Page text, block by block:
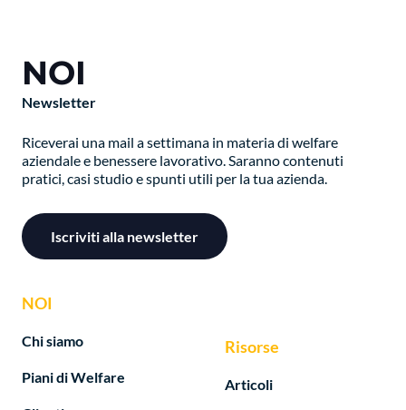
NOI
Newsletter
Riceverai una mail a settimana in materia di welfare
aziendale e benessere lavorativo. Saranno contenuti
pratici, casi studio e spunti utili per la tua azienda.
Iscriviti alla newsletter
NOI
Chi siamo
Piani di Welfare
Risorse
Articoli